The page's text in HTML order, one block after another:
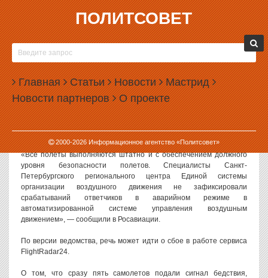
ПОЛИТСОВЕТ
Главная Статьи Новости Мастрид
Новости партнеров О проекте
2000-2026Информационное агентство «Политсовет»
12.10.2023, 16:11
ВЛАСТИ ОПРОВЕРГЛИ МАССОВЫЕ СИГНАЛЫ
БЕДСТВИЯ НА РОССИЙСКИХ САМОЛЕТАХ
Росавиация опровергла информацию о том, что сразу пять
российских самолетов одновременно подали сигнал бедствия.
Как заявили в пресс-службе ведомства, все текущие полеты
проходят штатно.
«Все полеты выполняются штатно и с обеспечением должного
уровня безопасности полетов. Специалисты Санкт-
Петербургского регионального центра Единой системы
организации воздушного движения не зафиксировали
срабатываний ответчиков в аварийном режиме в
автоматизированной системе управления воздушным
движением», — сообщили в Росавиации.
По версии ведомства, речь может идти о сбое в работе сервиса
FlightRadar24.
О том, что сразу пять самолетов подали сигнал бедствия,